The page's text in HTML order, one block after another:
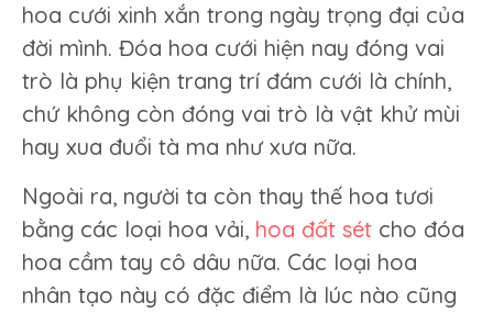
hoa cưới xinh xắn trong ngày trọng đại của
đời mình. Đóa hoa cưới hiện nay đóng vai
trò là phụ kiện trang trí đám cưới là chính,
chứ không còn đóng vai trò là vật khử mùi
hay xua đuổi tà ma như xưa nữa.
Ngoài ra, người ta còn thay thế hoa tươi
bằng các loại hoa vải, hoa đất sét cho đóa
hoa cầm tay cô dâu nữa. Các loại hoa
nhân tạo này có đặc điểm là lúc nào cũng